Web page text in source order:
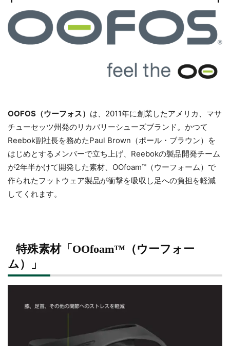
OOFOS（ウーフォス） は、2011年に創業したアメリカ、マサ
チューセッツ州発のリカバリーシューズブランド。かつて
Reebok副社長を務めたPaul Brown（ポール・ブラウン）を
はじめとするメンバーで立ち上げ、Reebokの製品開発チーム
が2年半かけて開発した素材、OOfoam™（ウーフォーム）で
作られたフットウェア製品が衝撃を吸収し足への負担を軽減
してくれます。
特殊素材「OOfoam™（ウーフォー
ム）」